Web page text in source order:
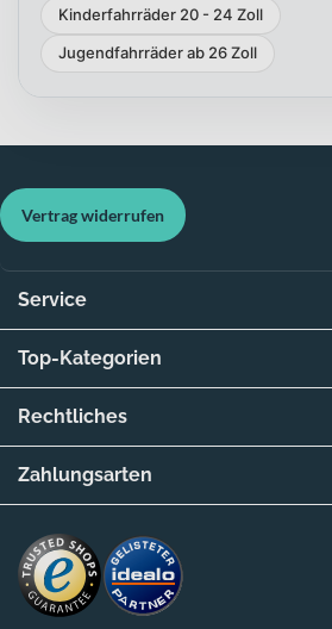
Kinderfahrräder 20 - 24 Zoll
Jugendfahrräder ab 26 Zoll
Vertrag widerrufen
Service
Top-Kategorien
Rechtliches
Zahlungsarten